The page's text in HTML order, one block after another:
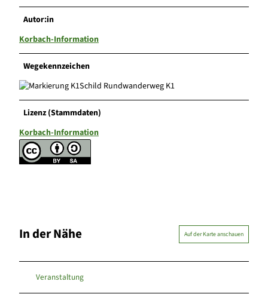
Autor:in
Korbach-Information
Wegekennzeichen
Schild Rundwanderweg K1
Lizenz (Stammdaten)
Korbach-Information
In der Nähe Auf der Karte anschauen
Veranstaltung